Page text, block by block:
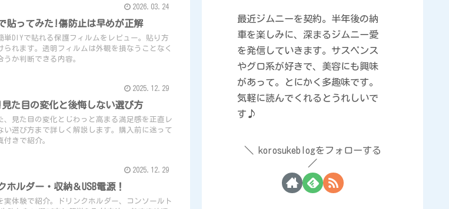
2026.03.24
貼ってみた!傷防止は早めが正解
DIYで貼れる保護フィルムをレビュー。貼り方
れます。透明フィルムは外観を損なうことなく
か判断できる内容。
2025.12.29
た目の変化と後悔しない選び方
見た目の変化とじわっと高まる満足感を正直レ
選び方まで詳しく解説します。購入前に迷って
きで紹介。
2025.12.29
ルダー・収納＆USB電源！
体験で紹介。ドリンクホルダー、コンソールト
最近ジムニーを契約。半年後の納
車を楽しみに、深まるジムニー愛
を発信していきます。サスペンス
やグロ系が好きで、美容にも興味
があって。とにかく多趣味です。
気軽に読んでくれるとうれしいで
す♪
korosukeblogをフォローする